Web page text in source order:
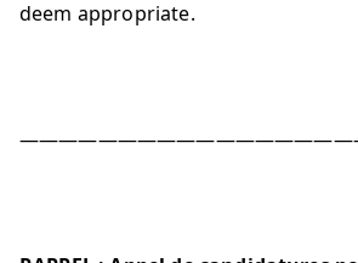
deem appropriate.